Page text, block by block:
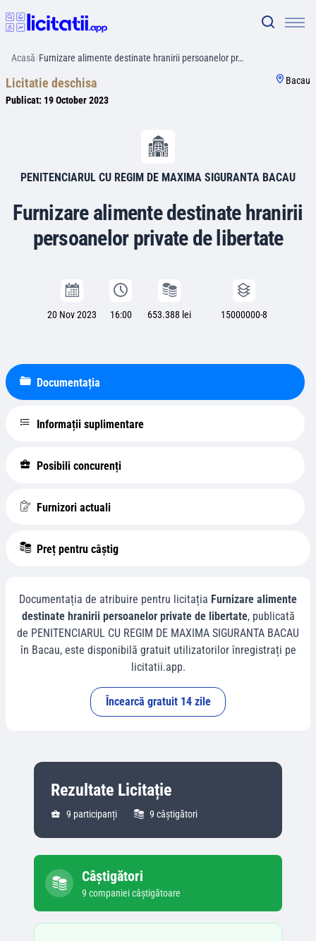
Acasă/Furnizare alimente destinate hranirii persoanelor pr…
Licitatie deschisa
Publicat: 19 October 2023
Bacau
PENITENCIARUL CU REGIM DE MAXIMA SIGURANTA BACAU
Furnizare alimente destinate hranirii
persoanelor private de libertate
20 Nov 2023 16:00 653.388 lei 15000000-8
Documentația
Informații suplimentare
Posibili concurenți
Furnizori actuali
Preț pentru câștig
Documentația de atribuire pentru licitația Furnizare alimente
destinate hranirii persoanelor private de libertate, publicată
de PENITENCIARUL CU REGIM DE MAXIMA SIGURANTA BACAU
în Bacau, este disponibilă gratuit utilizatorilor înregistrați pe
licitatii.app.
Încearcă gratuit 14 zile
Rezultate Licitație
9 participanți 9 câștigători
Câștigători
9 companieicâștigătoare